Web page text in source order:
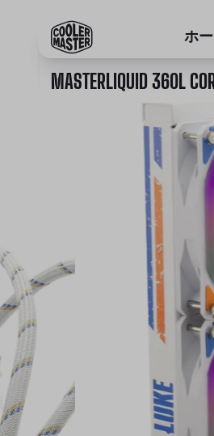
ホ
MASTERLIQUID 360L